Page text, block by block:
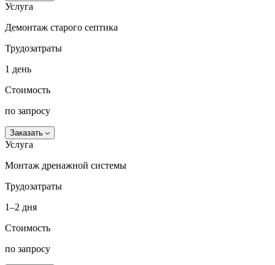
Услуга
Демонтаж старого септика
Трудозатраты
1 день
Стоимость
по запросу
Заказать
Услуга
Монтаж дренажной системы
Трудозатраты
1–2 дня
Стоимость
по запросу